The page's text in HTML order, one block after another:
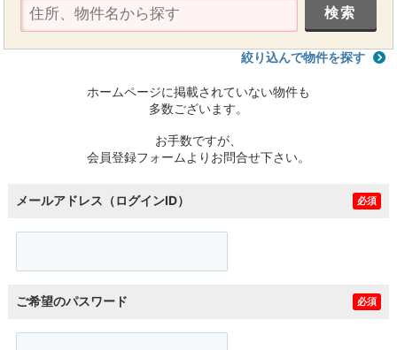
絞り込んで物件を探す
ホームページに掲載されていない物件も
多数ございます。
お手数ですが、
会員登録フォームよりお問合せ下さい。
メールアドレス（ログインID） 必須
ご希望のパスワード 必須